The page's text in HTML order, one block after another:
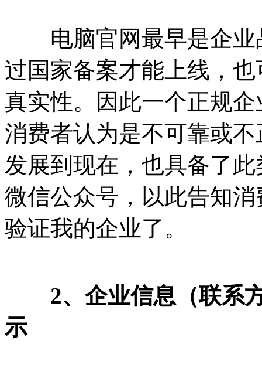
电脑官网最早是企
过国家备案才能上线，
真实性。因此一个正规
消费者认为是不可靠或
发展到现在，也具备了
微信公众号，以此告知
验证我的企业了。
2、企业信息（联系方
示